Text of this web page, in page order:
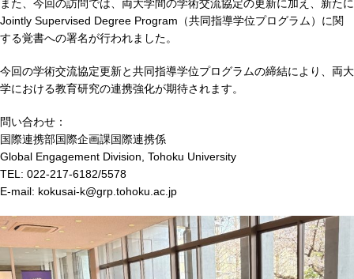
また、今回の訪問では、両大学間の学術交流協定の更新に加え、新たに
Jointly Supervised Degree Program（共同指導学位プログラム）に関
する覚書への署名が行われました。
今回の学術交流協定更新と共同指導学位プログラムの締結により、両大
学における教育研究の連携強化が期待されます。
問い合わせ：
国際連携部国際企画課国際連携係
Global Engagement Division, Tohoku University
TEL: 022-217-6182/5578
E-mail: kokusai-k@grp.tohoku.ac.jp